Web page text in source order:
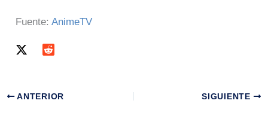
Fuente:AnimeTV
ANTERIOR SIGUIENTE